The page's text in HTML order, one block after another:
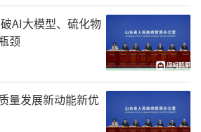
市普通中小学规范办学的统
学校办学自主性，学校可以
峰就餐实际，因校制宜就部
化。
AI大模型、硫化物
颈
量发展新动能新优